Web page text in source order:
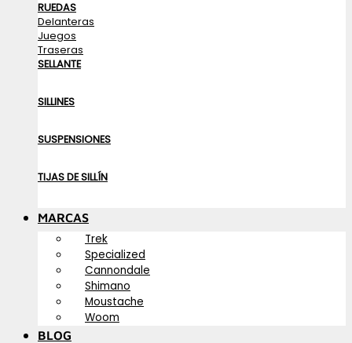
RUEDAS
Delanteras
Juegos
Traseras
SELLANTE
SILLINES
SUSPENSIONES
TIJAS DE SILLÍN
MARCAS
Trek
Specialized
Cannondale
Shimano
Moustache
Woom
BLOG